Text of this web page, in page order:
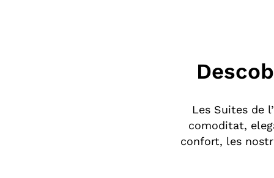
Les Suites de
comoditat,
confort, les